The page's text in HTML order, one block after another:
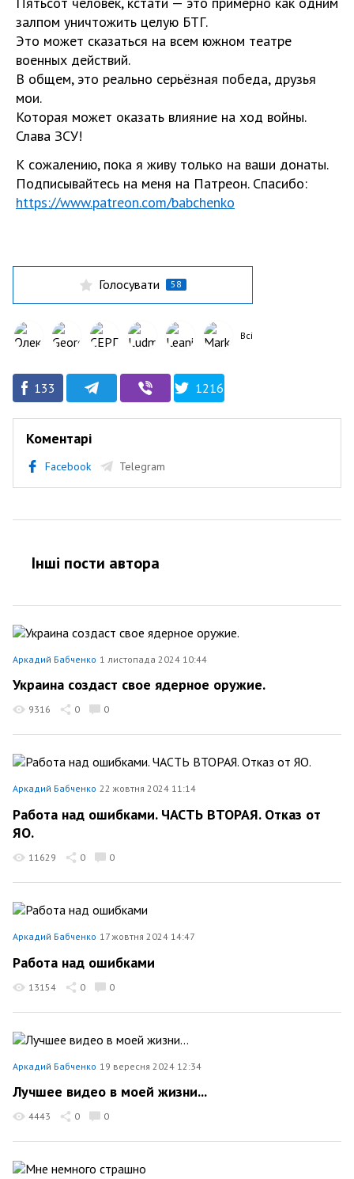
залпом уничтожить целую БТГ.
Это может сказаться на всем южном театре
военных действий.
В общем, это реально серьёзная победа, друзья
мои.
Которая может оказать влияние на ход войны.
Слава ЗСУ!
К сожалению, пока я живу только на ваши донаты.
Подписывайтесь на меня на Патреон. Спасибо:
https://www.patreon.com/babchenko
Голосувати 58
Всі
133 1216
Коментарі
Facebook Telegram
Інші пости автора
Аркадий Бабченко 1 листопада 2024 10:44
Украина создаст свое ядерное оружие.
9316 0 0
Аркадий Бабченко 22 жовтня 2024 11:14
Работа над ошибками. ЧАСТЬ ВТОРАЯ. Отказ от
ЯО.
11629 0 0
Аркадий Бабченко 17 жовтня 2024 14:47
Работа над ошибками
13154 0 0
Аркадий Бабченко 19 вересня 2024 12:34
Лучшее видео в моей жизни...
4443 0 0